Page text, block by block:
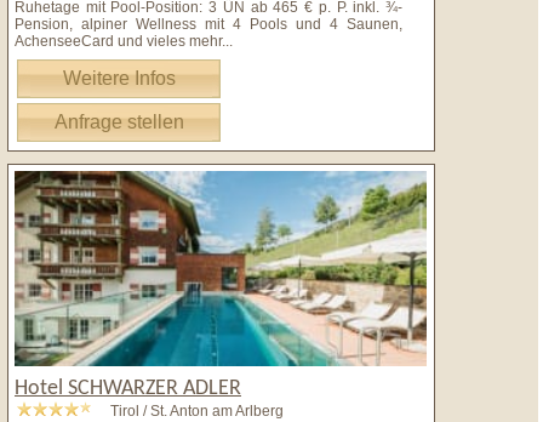
Ruhetage mit Pool-Position: 3 ÜN ab 465 € p. P. inkl. ¾-
Pension, alpiner Wellness mit 4 Pools und 4 Saunen,
AchenseeCard und vieles mehr...
Weitere Infos
Anfrage stellen
Hotel SCHWARZER ADLER
Tirol / St. Anton am Arlberg